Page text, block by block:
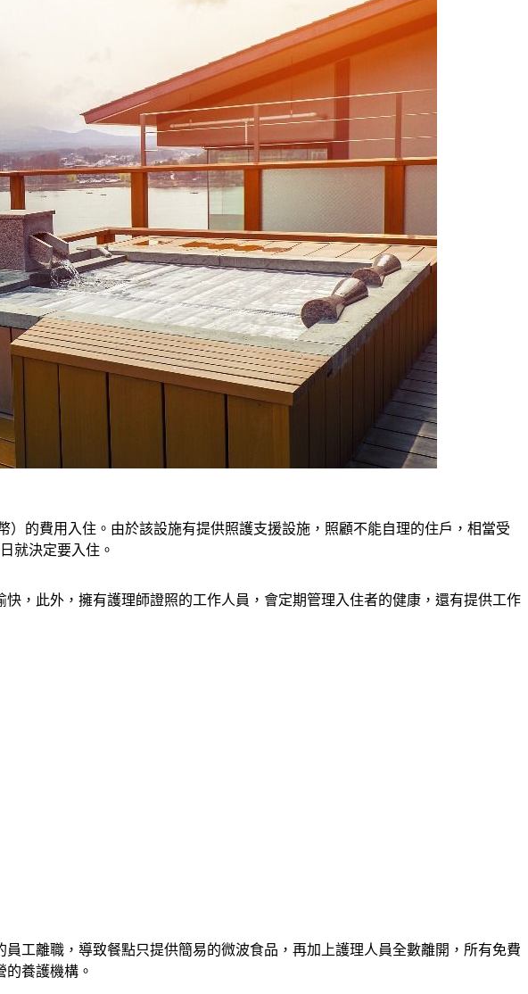
的費用入住。由於該設施有提供照護支援設施，照顧不能自理的住戶，相當受
就決定要入住。
，此外，擁有護理師證照的工作人員，會定期管理入住者的健康，還有提供工作
工離職，導致餐點只提供簡易的微波食品，再加上護理人員全數離開，所有免費
養護機構。